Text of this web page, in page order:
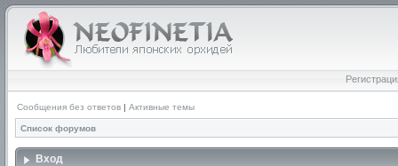
Сообщения без ответов | Активные темы
Список форумов
Вход